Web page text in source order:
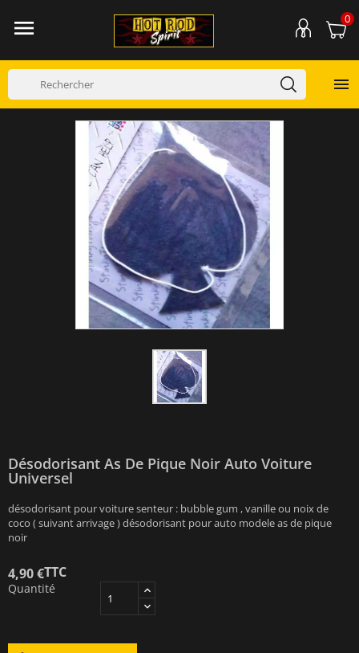
 0

Désodorisant As De Pique Noir Auto Voiture
Universel
désodorisant pour voiture senteur : bubble gum , vanille ou noix de
coco ( suivant arrivage ) désodorisant pour auto modele as de pique
noir
4,90 €TTC
Quantité